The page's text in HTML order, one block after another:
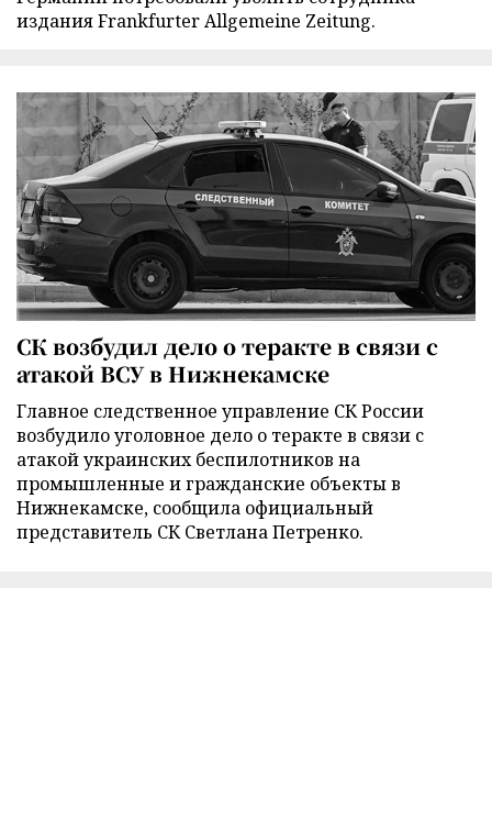
издания Frankfurter Allgemeine Zeitung.
СК возбудил дело о теракте в связи с
атакой ВСУ в Нижнекамске
Главное следственное управление СК России
возбудило уголовное дело о теракте в связи с
атакой украинских беспилотников на
промышленные и гражданские объекты в
Нижнекамске, сообщила официальный
представитель СК Светлана Петренко.